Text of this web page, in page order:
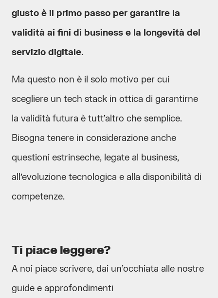
giusto è il primo passo per garantire la
validità ai fini di business e la longevità del
servizio digitale.
Ma questo non è il solo motivo per cui
scegliere un tech stack in ottica di garantirne
la validità futura è tutt’altro che semplice.
Bisogna tenere in considerazione anche
questioni estrinseche, legate al business,
all’evoluzione tecnologica e alla disponibilità di
competenze.
Ti piace leggere?
A noi piace scrivere, dai un’occhiata alle nostre
guide e approfondimenti